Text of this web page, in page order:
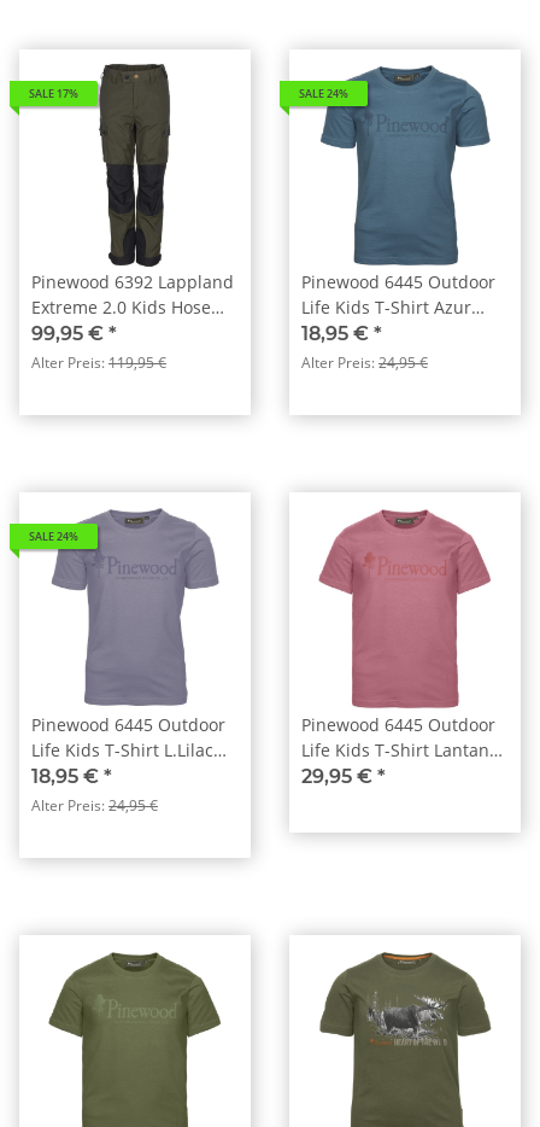
SALE 17%
Pinewood 6392 Lappland
Extreme 2.0 Kids Hose
Moosgrün/ Schwarz (153)
99,95 € *
Alter Preis:119,95 €
SALE 24%
Pinewood 6445 Outdoor
Life Kids T-Shirt Azur
Blue (380)
18,95 € *
Alter Preis:24,95 €
SALE 24%
Pinewood 6445 Outdoor
Life Kids T-Shirt L.Lilac
(823)
18,95 € *
Alter Preis:24,95 €
Pinewood 6445 Outdoor
Life Kids T-Shirt Lantana
Pink (839)
29,95 € *